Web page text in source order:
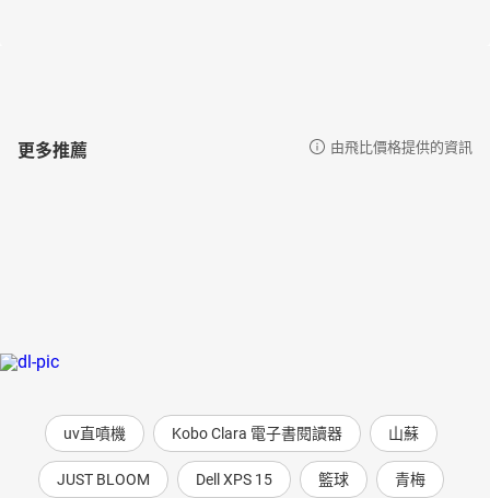
更多推薦 由飛比價格提供的資訊
uv直噴機 Kobo Clara 電子書閱讀器 山蘇
JUST BLOOM Dell XPS 15 籃球 青梅